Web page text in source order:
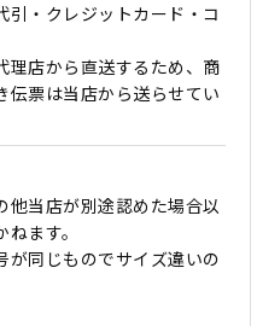
・クレジットカード・コ
店から直送するため、商
伝票は当店から送らせてい
他当店が別途認めた場合以
ます。
が同じものでサイズ違いの